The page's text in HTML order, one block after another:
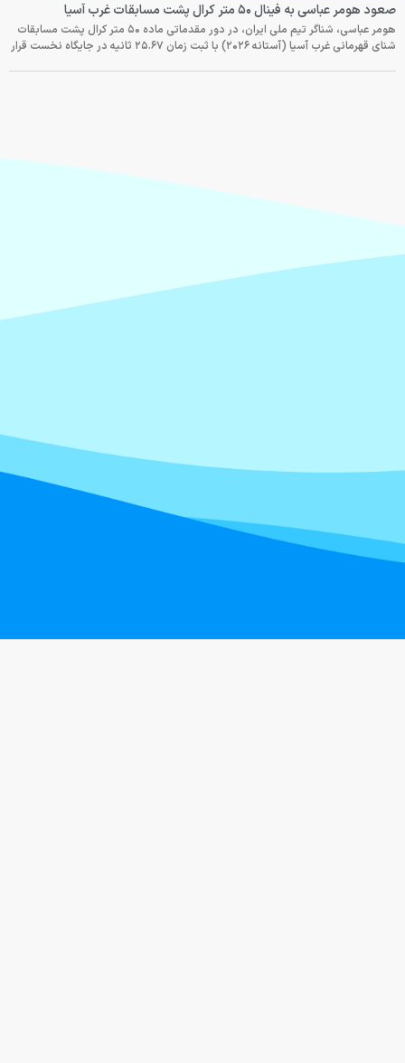
صعود هومر عباسی به فینال ۵۰ متر کرال پشت مسابقات غرب آسیا
هومر عباسی، شناگر تیم ملی ایران، در دور مقدماتی ماده ۵۰ متر کرال پشت مسابقات
شنای قهرمانی غرب آسیا (آستانه ۲۰۲۶) با ثبت زمان ۲۵.۶۷ ثانیه در جایگاه نخست قرار